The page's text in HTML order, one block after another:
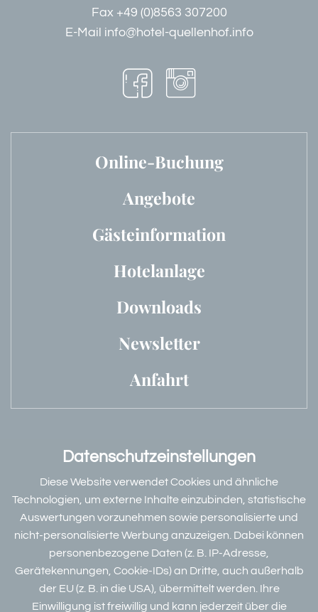
Datenschutzeinstellungen
Diese Website verwendet Cookies und ähnliche
Technologien, um externe Inhalte einzubinden, statistische
Auswertungen vorzunehmen sowie personalisierte und
nicht-personalisierte Werbung anzuzeigen. Dabei können
personenbezogene Daten (z. B. IP-Adresse,
Gerätekennungen, Cookie-IDs) an Dritte, auch außerhalb
der EU (z. B. in die USA), übermittelt werden. Ihre
Einwilligung ist freiwillig und kann jederzeit über die
Fax +49 (0)8563 307200
E-Mail info@hotel-quellenhof.info
Online-Buchung
Angebote
Gästeinformation
Hotelanlage
Downloads
Newsletter
Anfahrt
Bewertungen & Partner
Datenschutz
Dieser Inhalt ist nur sichtbar wenn Sie Cookies von
"DEHOGA Deutsche Hotelklassifizierung GmbH"
akzeptieren.